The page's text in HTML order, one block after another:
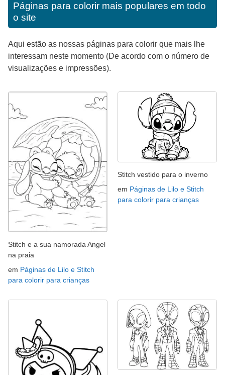
Páginas para colorir mais populares em todo
o site
Aqui estão as nossas páginas para colorir que mais lhe
interessam neste momento (De acordo com o número de
visualizações e impressões).
Stitch e a sua namorada Angel
na praia
em Páginas de Lilo e Stitch
para colorir para crianças
Stitch vestido para o inverno
em Páginas de Lilo e Stitch
para colorir para crianças